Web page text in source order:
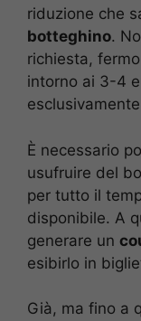
riduzione che
botteghino.
richiesta,
intorno ai 3-4
È necessario
usufruire del
per tutto il
disponibile. A
generare un
esibirlo in
Già, ma fino a